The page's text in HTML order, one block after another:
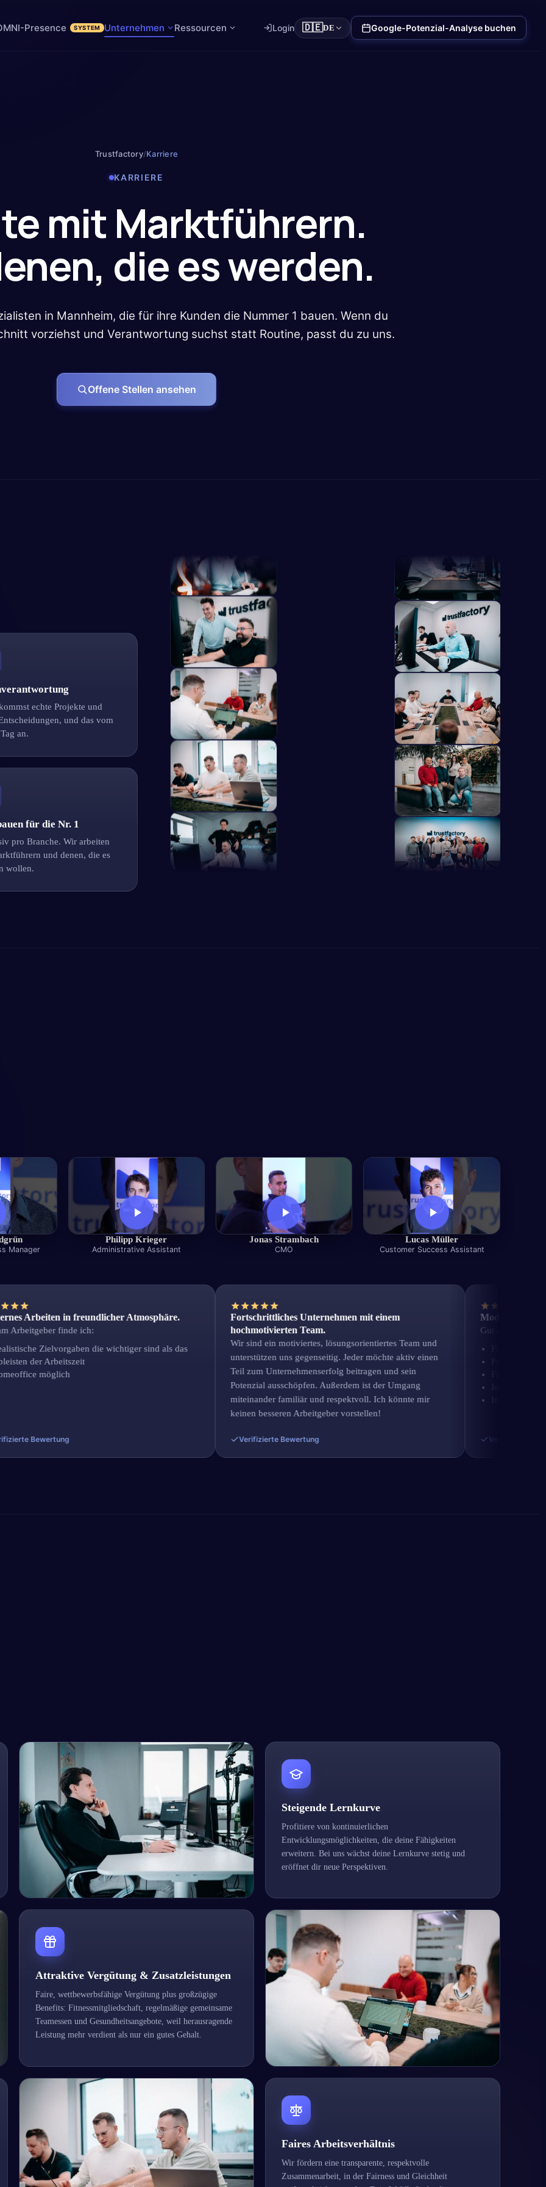
Presence SYSTEM Unternehmen Ressourcen Login 🇩🇪DE Google-Potenzial-Analyse buchen
Trustfactory/Karriere
KARRIERE
mit Marktführern.
die es werden.
in Mannheim, die für ihre Kunden die Nummer 1 bauen. Wenn du
vorziehst und Verantwortung suchst statt Routine, passt du zu uns.
Offene Stellen ansehen
echte Projekte und
und das vom
an.
für die Nr. 1
pro Branche. Wir arbeiten
und denen, die es
wollen.
Manager
Philipp Krieger
Administrative Assistant
Jonas Strambach
CMO
Lucas Müller
Customer Success Assistant
Arbeiten in freundlicher Atmosphäre.
finde ich:
Zielvorgaben die wichtiger sind als das
der Arbeitszeit
möglich
Bewertung
Fortschrittliches Unternehmen mit einem
hochmotivierten Team.
Wir sind ein motiviertes, lösungsorientiertes Team und
unterstützen uns gegenseitig. Jeder möchte aktiv einen
Teil zum Unternehmenserfolg beitragen und sein
Potenzial ausschöpfen. Außerdem ist der Umgang
miteinander familiär und respektvoll. Ich könnte mir
keinen besseren Arbeitgeber vorstellen!
Verifizierte Bewertung
Modernes Start-up
Gut am Arbeitgeber
Flexibilität-
Freundlichkeit
Flache Hierarchien
Interne Angebote/
Innovation
Verifizierte
Steigende Lernkurve
Profitiere von kontinuierlichen
Entwicklungsmöglichkeiten, die deine Fähigkeiten
erweitern. Bei uns wächst deine Lernkurve stetig und
eröffnet dir neue Perspektiven.
Attraktive Vergütung & Zusatzleistungen
Faire, wettbewerbsfähige Vergütung plus großzügige
Benefits: Fitnessmitgliedschaft, regelmäßige gemeinsame
Teamessen und Gesundheitsangebote, weil herausragende
Leistung mehr verdient als nur ein gutes Gehalt.
Faires Arbeitsverhältnis
Wir fördern eine transparente, respektvolle
Zusammenarbeit, in der Fairness und Gleichheit